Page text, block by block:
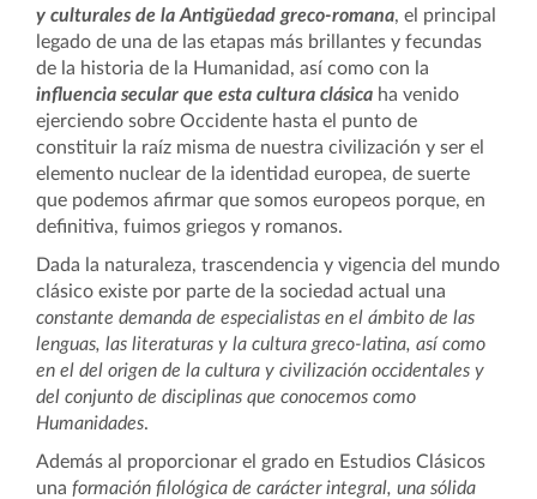
y culturales de la Antigüedad greco-romana, el principal
legado de una de las etapas más brillantes y fecundas
de la historia de la Humanidad, así como con la
influencia secular que esta cultura clásica ha venido
ejerciendo sobre Occidente hasta el punto de
constituir la raíz misma de nuestra civilización y ser el
elemento nuclear de la identidad europea, de suerte
que podemos afirmar que somos europeos porque, en
definitiva, fuimos griegos y romanos.
Dada la naturaleza, trascendencia y vigencia del mundo
clásico existe por parte de la sociedad actual una
constante demanda de especialistas en el ámbito de las
lenguas, las literaturas y la cultura greco-latina, así como
en el del origen de la cultura y civilización occidentales y
del conjunto de disciplinas que conocemos como
Humanidades.
Además al proporcionar el grado en Estudios Clásicos
una formación filológica de carácter integral, una sólida